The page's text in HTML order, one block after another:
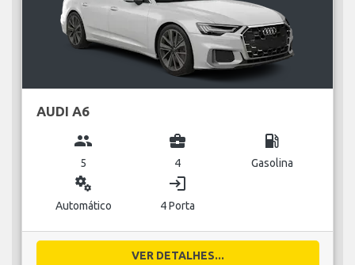
AUDI A6
group
5
business_center
4
local_gas_station
Gasolina
miscellaneous_services
Automático
login
4 Porta
VER DETALHES...